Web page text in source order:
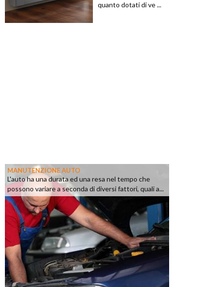
quanto dotati di ve ...
MANUTENZIONE AUTO
L'auto ha una durata ed una resa nel tempo che
possono variare a seconda di diversi fattori, quali a...